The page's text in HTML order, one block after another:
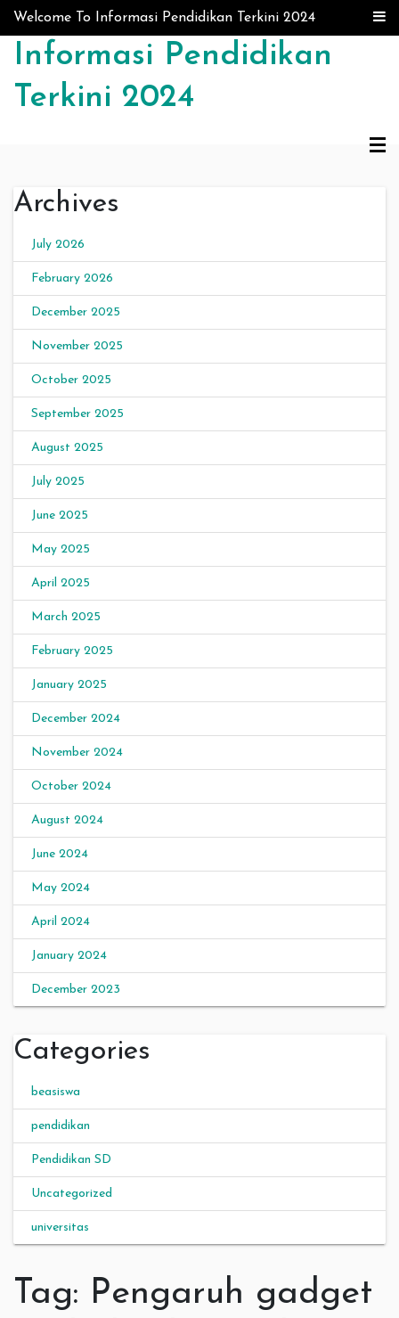
Skip to content
Welcome To Informasi Pendidikan Terkini 2024
Informasi Pendidikan
Terkini 2024
Archives
July 2026
February 2026
December 2025
November 2025
October 2025
September 2025
August 2025
July 2025
June 2025
May 2025
April 2025
March 2025
February 2025
January 2025
December 2024
November 2024
October 2024
August 2024
June 2024
May 2024
April 2024
January 2024
December 2023
Categories
beasiswa
pendidikan
Pendidikan SD
Uncategorized
universitas
Tag: Pengaruh gadget